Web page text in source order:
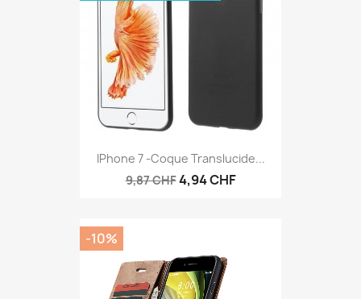
IPhone 7 -Coque Translucide...
9,87 CHF4,94 CHF
-10%